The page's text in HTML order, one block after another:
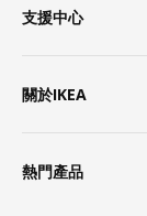
支援中心
關於IKEA
熱門產品